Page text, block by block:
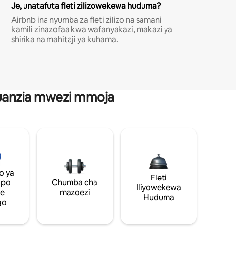
Je, unatafuta fleti zilizowekewa huduma?
Airbnb ina nyumba za fleti zilizo na samani
kamili zinazofaa kwa wafanyakazi, makazi ya
shirika na mahitaji ya kuhama.
mwezi mmoja
ya
Chumba cha
mazoezi
Fleti
Iliyowekewa
Huduma